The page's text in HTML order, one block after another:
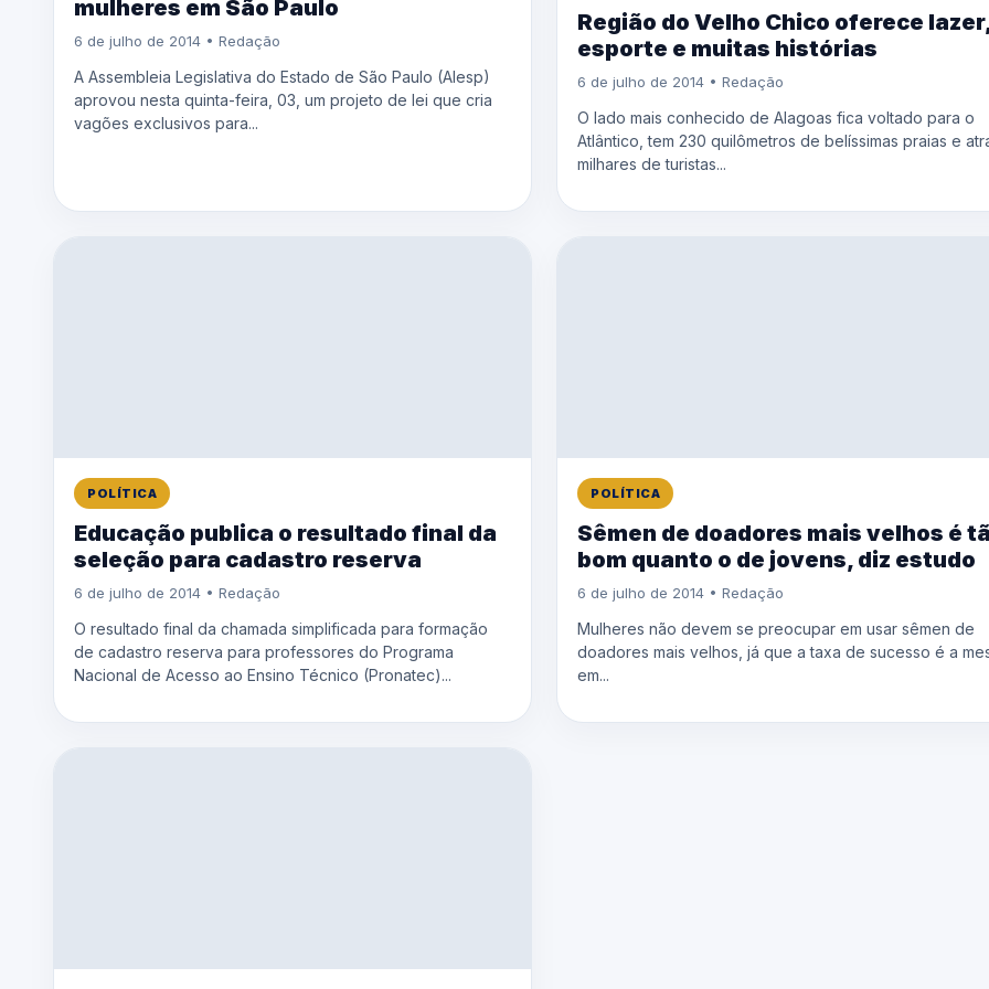
mulheres em São Paulo
6 de julho de 2014 • Redação
A Assembleia Legislativa do Estado de São Paulo (Alesp)
aprovou nesta quinta-feira, 03, um projeto de lei que cria
vagões exclusivos para...
Região do Velho Chico oferece
esporte e muitas histórias
6 de julho de 2014 • Redação
O lado mais conhecido de Alagoas fica voltado para o
Atlântico, tem 230 quilômetros de belíssimas praias e
milhares de turistas...
POLÍTICA
Educação publica o resultado final da
seleção para cadastro reserva
6 de julho de 2014 • Redação
O resultado final da chamada simplificada para formação
de cadastro reserva para professores do Programa
Nacional de Acesso ao Ensino Técnico (Pronatec)...
POLÍTICA
Sêmen de doadores mais velhos é
bom quanto o de jovens, diz estudo
6 de julho de 2014 • Redação
Mulheres não devem se preocupar em usar sêmen de
doadores mais velhos, já que a taxa de sucesso é a
em...